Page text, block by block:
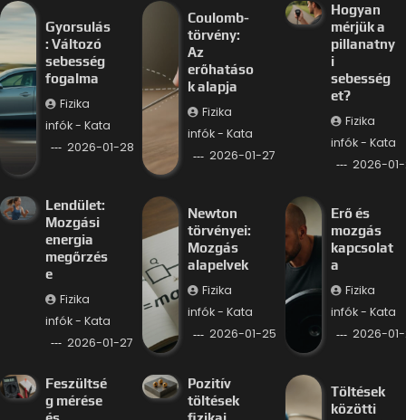
Gyorsulás
: Változó
sebesség
fogalma
Fizika
infók - Kata
2026-01-28
Coulomb-
törvény:
Az
erőhatáso
k alapja
Fizika
infók - Kata
2026-01-27
Hogyan
mérjük a
pillanatny
i
sebesség
et?
Fizika
infók - Kata
2026-
Lendület:
Mozgási
energia
megőrzés
e
Fizika
infók - Kata
2026-01-27
Newton
törvényei:
Mozgás
alapelvek
Fizika
infók - Kata
2026-01-25
Erő és
mozgás
kapcsolat
a
Fizika
infók - Kata
2026-
Feszültsé
g mérése
Pozitív
töltések
Töltések
közötti